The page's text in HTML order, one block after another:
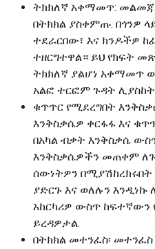
ትክክለኛ አቀማመጥ:
በትክክል ያስቀምጡ. በጎንዎ
ተደራርበው፣ እና ክንዶችዎ
ተዘርግተዋል። ይህ የክፍት
ትክክለኛ ያልሆነ አቀማመጥ
አልፎ ተርፎም ጉዳት
ቁጥጥር የሚደረግበት
እንቅስቃሴዎ ቀርፋፋ እና
በአካል ብቃት እንቅስቃሴ
እንቅስቃሴዎችን መጠቀም
ሰውነትዎን
ያድርጉ እና ወለሉን እንዲነኩ
አከርካሪዎ ውስጥ
ይረዳዎታል.
በትክክል መተንፈስ፡